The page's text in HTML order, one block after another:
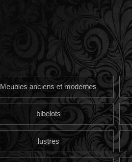
Meubles anciens et modernes
bibelots
lustres